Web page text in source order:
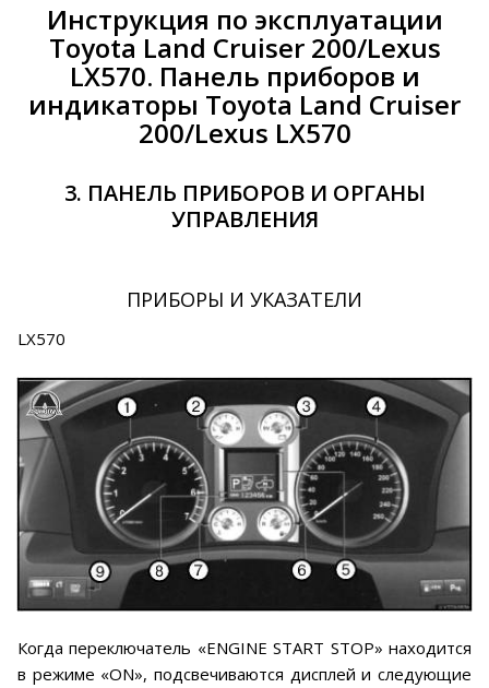
Инструкция по эксплуатации
Toyota Land Cruiser 200/Lexus
LX570. Панель приборов и
индикаторы Toyota Land Cruiser
200/Lexus LX570
3. ПАНЕЛЬ ПРИБОРОВ И ОРГАНЫ
УПРАВЛЕНИЯ
ПРИБОРЫ И УКАЗАТЕЛИ
LX570
Когда переключатель «ENGINE START STOP» находится
в режиме «ON», подсвечиваются дисплей и следующие